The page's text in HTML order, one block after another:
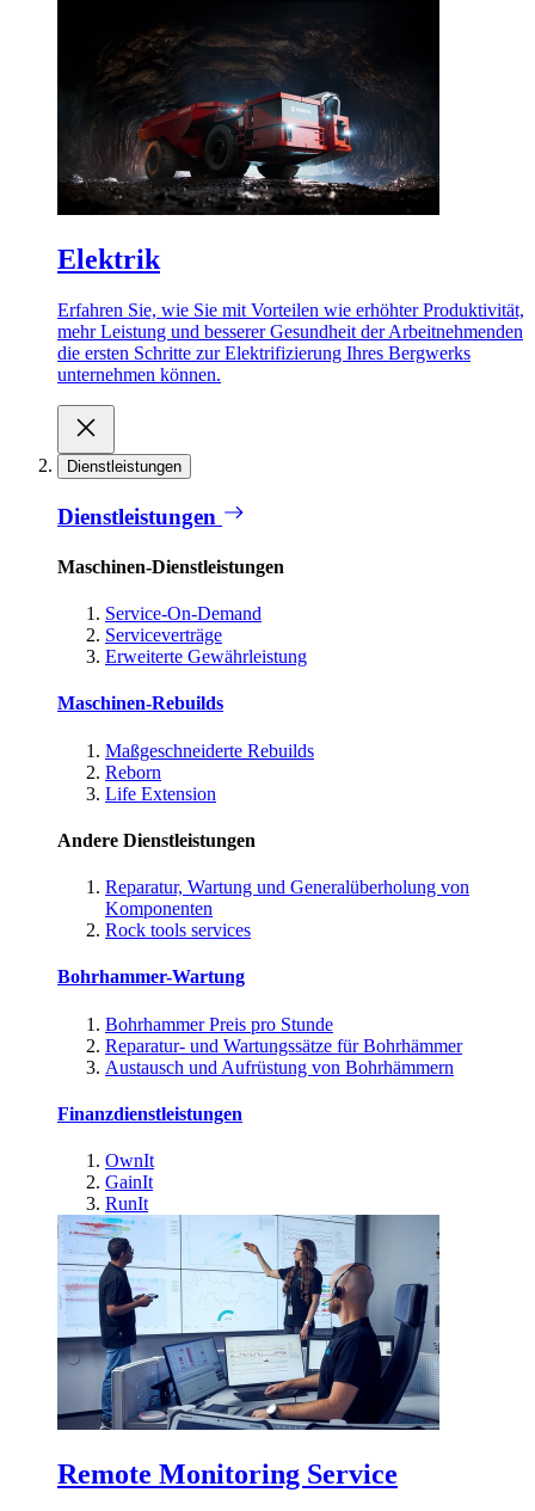
Elektrik
Erfahren Sie, wie Sie mit Vorteilen wie erhöhter Produktivität,
mehr Leistung und besserer Gesundheit der Arbeitnehmenden
die ersten Schritte zur Elektrifizierung Ihres Bergwerks
unternehmen können.
Dienstleistungen
Dienstleistungen
Maschinen-Dienstleistungen
Service-On-Demand
Serviceverträge
Erweiterte Gewährleistung
Maschinen-Rebuilds
Maßgeschneiderte Rebuilds
Reborn
Life Extension
Andere Dienstleistungen
Reparatur, Wartung und Generalüberholung von
Komponenten
Rock tools services
Bohrhammer-Wartung
Bohrhammer Preis pro Stunde
Reparatur- und Wartungssätze für Bohrhämmer
Austausch und Aufrüstung von Bohrhämmern
Finanzdienstleistungen
OwnIt
GainIt
RunIt
Remote Monitoring Service